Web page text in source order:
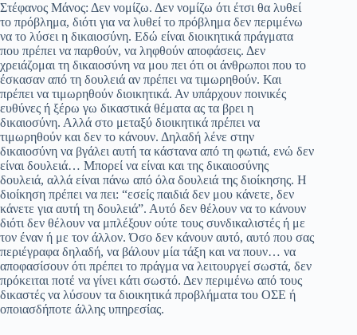
Στέφανος Μάνος: Δεν νομίζω. Δεν νομίζω ότι έτσι θα λυθεί
το πρόβλημα, διότι για να λυθεί το πρόβλημα δεν περιμένω
να το λύσει η δικαιοσύνη. Εδώ είναι διοικητικά πράγματα
που πρέπει να παρθούν, να ληφθούν αποφάσεις. Δεν
χρειάζομαι τη δικαιοσύνη να μου πει ότι οι άνθρωποι που το
έσκασαν από τη δουλειά αν πρέπει να τιμωρηθούν. Και
πρέπει να τιμωρηθούν διοικητικά. Αν υπάρχουν ποινικές
ευθύνες ή ξέρω γω δικαστικά θέματα ας τα βρει η
δικαιοσύνη. Αλλά στο μεταξύ διοικητικά πρέπει να
τιμωρηθούν και δεν το κάνουν. Δηλαδή λένε στην
δικαιοσύνη να βγάλει αυτή τα κάστανα από τη φωτιά, ενώ δεν
είναι δουλειά… Μπορεί να είναι και της δικαιοσύνης
δουλειά, αλλά είναι πάνω από όλα δουλειά της διοίκησης. Η
διοίκηση πρέπει να πει: “εσείς παιδιά δεν μου κάνετε, δεν
κάνετε για αυτή τη δουλειά”. Αυτό δεν θέλουν να το κάνουν
διότι δεν θέλουν να μπλέξουν ούτε τους συνδικαλιστές ή με
τον έναν ή με τον άλλον. Όσο δεν κάνουν αυτό, αυτό που σας
περιέγραφα δηλαδή, να βάλουν μία τάξη και να πουν… να
αποφασίσουν ότι πρέπει το πράγμα να λειτουργεί σωστά, δεν
πρόκειται ποτέ να γίνει κάτι σωστό. Δεν περιμένω από τους
δικαστές να λύσουν τα διοικητικά προβλήματα του ΟΣΕ ή
οποιασδήποτε άλλης υπηρεσίας.